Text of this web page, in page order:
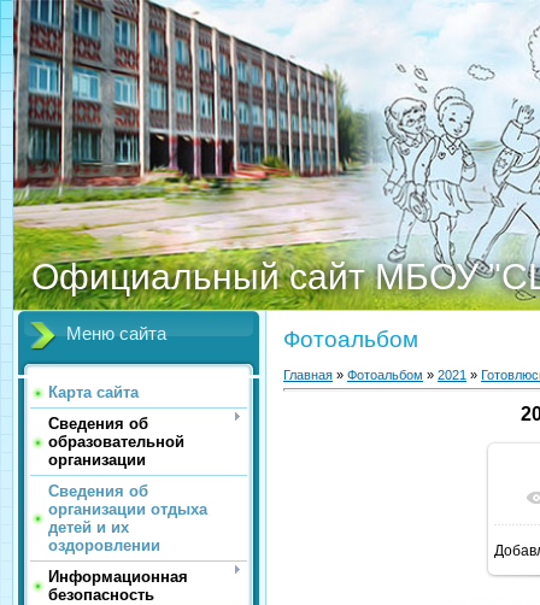
Официальный сайт МБОУ
Меню сайта
Карта сайта
Сведения об
образовательной
организации
Сведения об
организации отдыха
детей и их
оздоровлении
Информационная
безопасность
Фотоальбом
Главная » Фотоальбом » 2021 »